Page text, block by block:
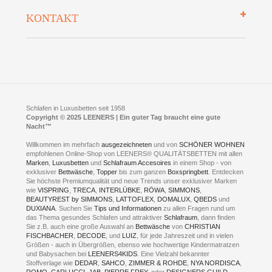
Preisgarantie
Presse
Jobs
Fotoalbum
Kontakt
KONTAKT
Neuer Showroom für unsere Onlineartikel.
Kontakt via:WhatsApp
Kontakt via:eMail
mögliche Zeiten für eine Showroom Terminreservierung
MO und DI geschlossen
MI - FR 11 bis 17 Uhr
SA 11 bis 15 Uhr
ONLINEBERATUNG UND TERMIN-
Schlafen in Luxusbetten seit 1958
Copyright © 2025 LEENERS | Ein guter Tag braucht eine gute
Nacht™
Willkommen im mehrfachausgezeichnetenund vonSCHÖNER WOHNEN
empfohlenen Online-Shop von LEENERS® QUALITÄTSBETTEN mit allen
Marken Luxusbetten undSchlafraum Accesoires in einem Shop - von
exklusiver Bettwäsche ,Topper bis zum ganzen Boxspringbett . Entdecken
Sie höchste Premiumqualität und neue Trends unser exklusiver Marken
wieVISPRING ,TRECA INTERLÜBKE RÖWA ,SIMMONS
BEAUTYREST by SIMMONS LATTOFLEX DOMALUX ,QBEDS und
DUXIANA . Suchen SieTips und Informationen zu allen Fragen rund um
das Thema gesundes Schlafen und attraktiverSchlafraum , dann finden
Sie z.B. auch eine große Auswahl an Bettwäsche vonCHRISTIAN
FISCHBACHER
DECODE , und LUIZ , für jede Jahreszeit und in vielen
Größen - auch in Übergrößen, ebenso wie hochwertige Kindermatratzen
und Babysachen bei LEENERS4KIDS . Eine Vielzahl bekannter
Stoffverlage wie DEDAR ,SAHCO ,ZIMMER & ROHDE NYA NORDISCA